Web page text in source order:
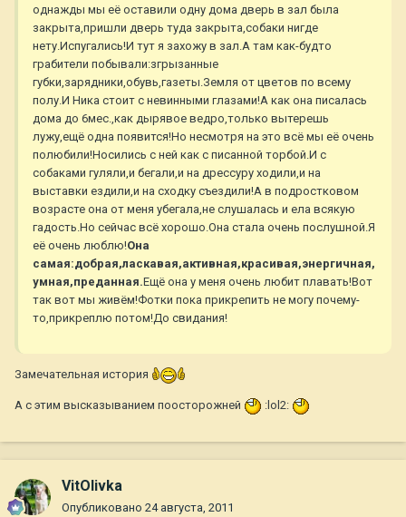
однажды мы её оставили одну дома дверь в зал была
закрыта,пришли дверь туда закрыта,собаки нигде
нету.Испугались!И тут я захожу в зал.А там как-будто
грабители побывали:згрызанные
губки,зарядники,обувь,газеты.Земля от цветов по всему
полу.И Ника стоит с невинными глазами!А как она писалась
дома до 6мес.,как дырявое ведро,только вытерешь
лужу,ещё одна появится!Но несмотря на это всё мы её очень
полюбили!Носились с ней как с писанной торбой.И с
собаками гуляли,и бегали,и на дрессуру ходили,и на
выставки ездили,и на сходку съездили!А в подростковом
возрасте она от меня убегала,не слушалась и ела всякую
гадость.Но сейчас всё хорошо.Она стала очень послушной.Я
её очень люблю!Она
самая:добрая,ласкавая,активная,красивая,энергичная,
умная,преданная.Ещё она у меня очень любит плавать!Вот
так вот мы живём!Фотки пока прикрепить не могу почему-
то,прикреплю потом!До свидания!
Замечательная история
А с этим высказыванием поосторожней :lol2:
VitOlivka
Опубликовано 24 августа, 2011